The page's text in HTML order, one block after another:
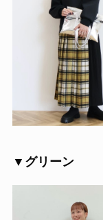
▼グリーン